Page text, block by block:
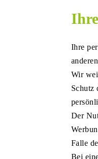
Ihre
Wir
Schutz
Der
Falle
Bei